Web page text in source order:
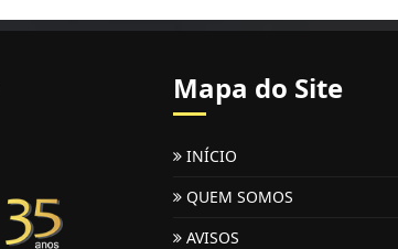
Mapa do Site
INÍCIO
QUEM SOMOS
AVISOS